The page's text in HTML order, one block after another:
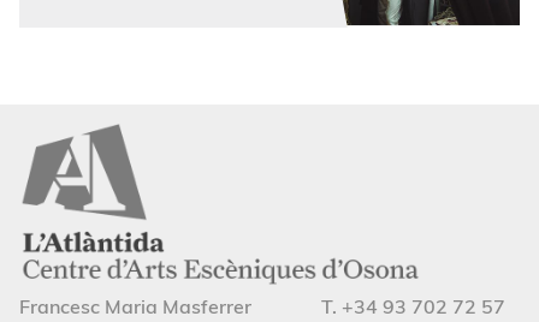
Francesc Maria Masferrer
T. +34 93 702 72 57